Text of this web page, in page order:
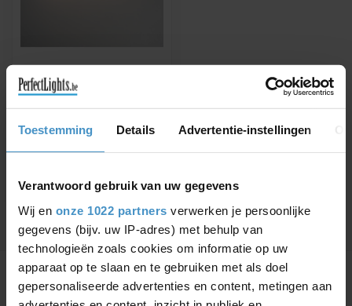
Toestemming Details Advertentie-instellingen
Verantwoord gebruik van uw gegevens
Wij en onze 1022 partners verwerken je persoonlijke
gegevens (bijv. uw IP-adres) met behulp van
technologieën zoals cookies om informatie op uw
apparaat op te slaan en te gebruiken met als doel
gepersonaliseerde advertenties en content, metingen aan
WANDLAMP L-LINE 60
GRIJS
wandverlichting incl. LED
€293,95
Toon1-1van 1